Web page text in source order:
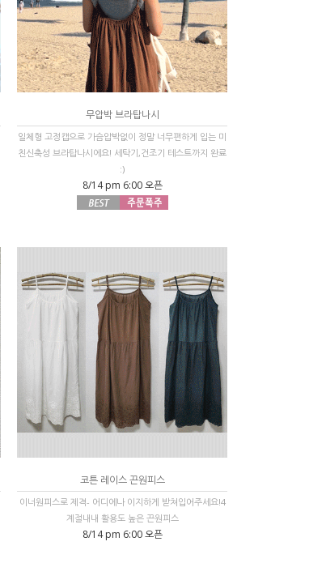
무압박 브라탑나시
일체형 고정캡으로 가슴압박없이 정말 너무편하게 입는 미
친신축성 브라탑나시에요! 세탁기,건조기 테스트까지 완료
:)
8/14 pm 6:00 오픈
코튼 레이스 끈원피스
이너원피스로 제격- 어디에나 이지하게 받쳐입어주세요!4
계절내내 활용도 높은 끈원피스
8/14 pm 6:00 오픈